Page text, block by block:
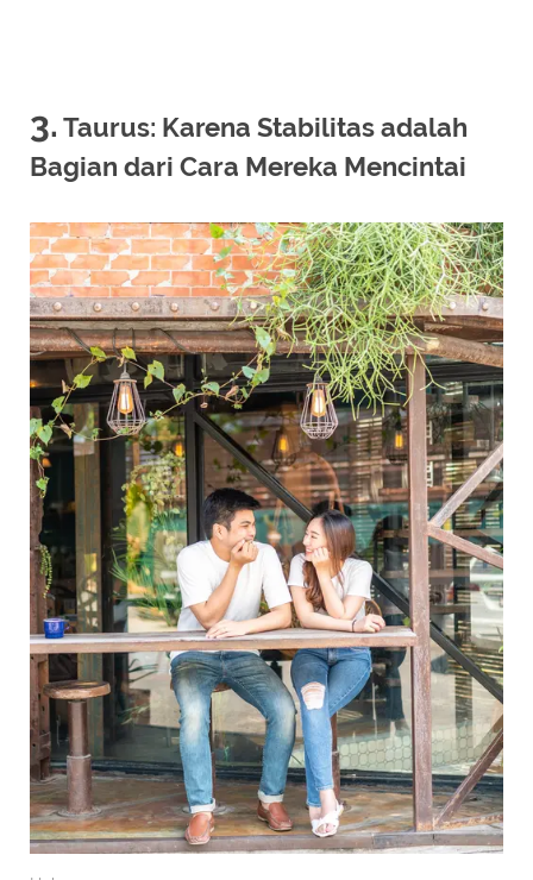
3. Taurus: Karena Stabilitas adalah
Bagian dari Cara Mereka Mencintai